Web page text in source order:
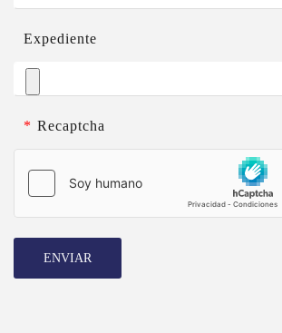
Expediente
* Recaptcha
ENVIAR